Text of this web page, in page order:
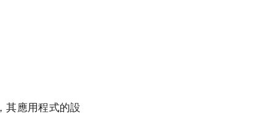
其應用程式的設